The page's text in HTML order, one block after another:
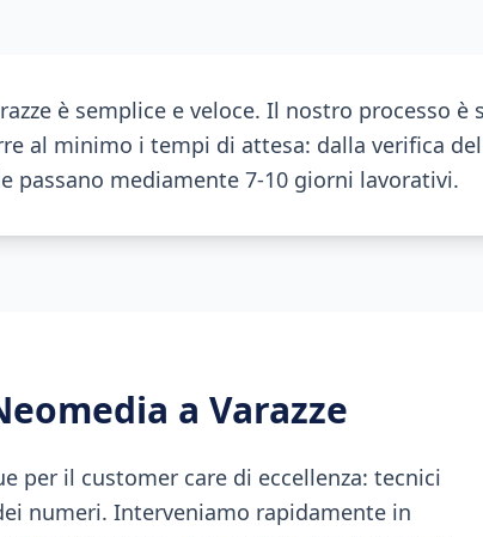
è semplice e veloce. Il nostro processo è
al minimo i tempi di attesa: dalla verifica
passano mediamente 7-10 giorni lavorativi.
a Varazze
per il customer care di eccellenza: tecnici
numeri. Interveniamo rapidamente in